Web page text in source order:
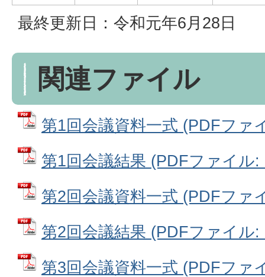
最終更新日：令和元年6月28日
関連ファイル
第1回会議資料一式 (PDFファ
第1回会議結果 (PDFファイル:
第2回会議資料一式 (PDFファ
第2回会議結果 (PDFファイル:
第3回会議資料一式 (PDFファ